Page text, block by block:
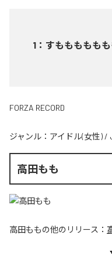
1 ： すももももも
FORZA RECORD
ジャンル： アイドル(女性) /
高田もも
高田ももの他のリリース：